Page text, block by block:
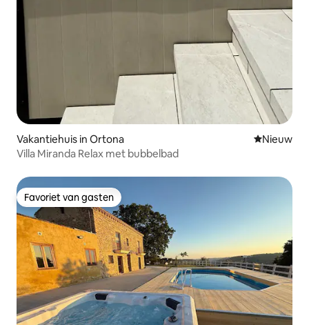
Vakantiehuis in Ortona Nieuwe
Nieuw
Villa Miranda Relax met bubbelbad
Favoriet van gasten
Favoriet van gasten